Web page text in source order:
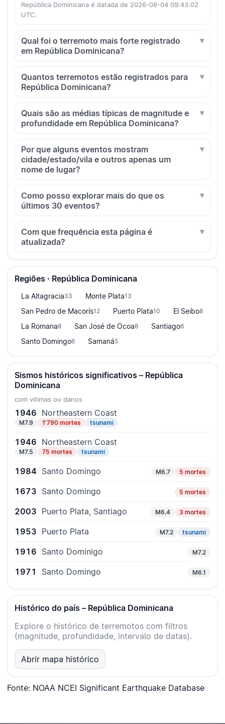
República Dominicana é datada de 2026-08-04 09:43:02
UTC.
Qual foi o terremoto mais forte registrado
em República Dominicana?
Quantos terremotos estão registrados para
República Dominicana?
Quais são as médias típicas de magnitude e
profundidade em República Dominicana?
Por que alguns eventos mostram
cidade/estado/vila e outros apenas um
nome de lugar?
Como posso explorar mais do que os
últimos 30 eventos?
Com que frequência esta página é
atualizada?
Regiões · República Dominicana
La Altagracia33 Monte Plata13
San Pedro de Macorís12 Puerto Plata10 El Seibo8
La Romana8 San José de Ocoa8 Santiago6
Santo Domingo6 Samaná5
Sismos históricos significativos – República
Dominicana
com vítimas ou danos
1946 Northeastern Coast
M7.9 1'790 mortes tsunami
1946 Northeastern Coast
M7.5 75 mortes tsunami
1984 Santo Domingo M6.7 5 mortes
1673 Santo Domingo 5 mortes
2003 Puerto Plata, Santiago M6.4 3 mortes
1953 Puerto Plata M7.2 tsunami
1916 Santo Dominigo M7.2
1971 Santo Domingo M6.1
Histórico do país – República Dominicana
Explore o histórico de terremotos com filtros
(magnitude, profundidade, intervalo de datas).
Abrir mapa histórico
Fonte: NOAA NCEI Significant Earthquake Database